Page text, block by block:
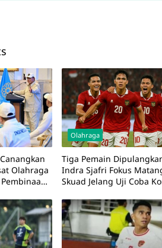
Olahraga
Olahraga
Tiga Pemain
Indra Sjafri Fokus
Skuad Jelang Uji Coba